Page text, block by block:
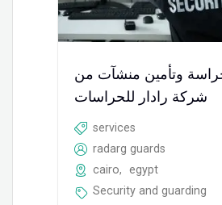
وتأمين منشآت من
شركة رادار للحراسات
services
radarg guards
cairo,
egypt
Security and guarding